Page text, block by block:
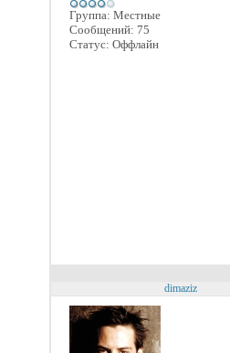
Группа: Местные
Сообщений: 75
Статус: Оффлайн
dimaziz